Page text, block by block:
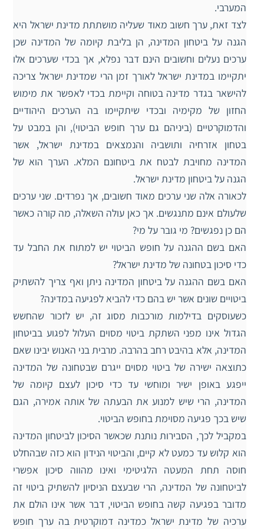
המערבי.
לצד זאת, ערך חשוב מאוד שעליה מושתתת מדינת ישראל היא
הגנה על ביטחון המדינה, הן בליבת קיומה של המדינה שכן
ערכים נעלים וחשובים הינם דבר נפלא, אך בכדי שערכים אלו
יתקיימו במדינת ישראל לאורך זמן הרי שמדינת ישראל צריכה
להישאר בגדר מדינה בטוחה וקיימת בכדי לאפשר את מימוש
החזון של מקימיה ובכדי שיתקיימו בה הערכים היהודיים
והדמוקרטיים (ביניהם גם ערך חופש הביטוי), והן במבט על
בטחון אזרחיה ותושביה והנמצאים במדינת ישראל, אשר
המדינה מחויבת לבטח את ביטחונם המלא. הערך הוא של
הגנה על ביטחון מדינת ישראל.
לכאורה אלה שני ערכים מאוד חשובים, אך נפרדים. שני ערכים
שלעולם אינם מתנגשים. אך כאן עולה השאלה, מה קורה כאשר
הם כן נפגשים? מי גובר על מי?
האם בשם ההגנה על חופש הביטוי יש למתוח את החבל עד
כדי סיכון בטחונה של מדינת ישראל?
האם בשם ההגנה על ביטחון המדינה ניתן ואף צריך להשתיק
ביטויים שונים אשר יש בהם כדי להביא לפגיעה במדינה?
כשעוסקים בדילמות מורכבות מסוג זה, יש לזכור שהחשש
הגדול אינו מפני השתקת ביטוי מסוים העלול לפגוע בביטחון
המדינה, אלא בהיבט רחב בהרבה. מרבית בני האנוש יבינו שאם
כתוצאה ישירה של ביטוי מסוים ייגרם שבטחונה של המדינה
ייפגע באופן ישיר ומוחשי עד כדי סיכון לעצם קיומה של
המדינה, הרי שיש למנוע את הבעתה של אותה אמירה, הגם
שיש בכך פגיעה מסוימת בחופש הביטוי.
במקביל לכך, הסבירות נותנת שכאשר הסיכון לביטחון המדינה
הוא קלוש עד כמעט לא קיים, והביטוי הנידון הוא כזה שבהחלט
חוסה תחת המעטה הלגיטימי ואינו מהווה סיכון אפשרי
לביטחונה של המדינה, הרי שבעצם הניסיון להשתיק ביטוי זה
מדובר בפגיעה קשה בחופש הביטוי, דבר אשר אינו הולם את
ערכיה של מדינת ישראל כמדינה דמוקרטית בה ערך חופש